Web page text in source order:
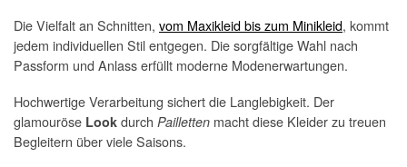
Die Vielfalt an Schnitten, vom Maxikleid bis zum Minikleid, kommt
jedem individuellen Stil entgegen. Die sorgfältige Wahl nach
Passform und Anlass erfüllt moderne Modenerwartungen.
Hochwertige Verarbeitung sichert die Langlebigkeit. Der
glamouröse Look durch Pailletten macht diese Kleider zu treuen
Begleitern über viele Saisons.